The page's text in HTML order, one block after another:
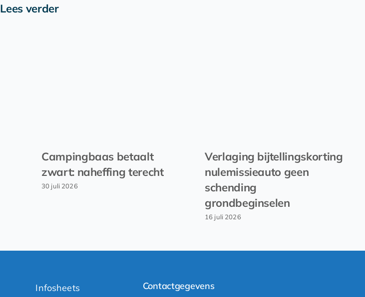
Lees verder
Campingbaas betaalt
zwart: naheffing terecht
30 juli 2026
Verlaging bijtellingskorting
nulemissieauto geen
schending
grondbeginselen
16 juli 2026
Infosheets
Contactgegevens